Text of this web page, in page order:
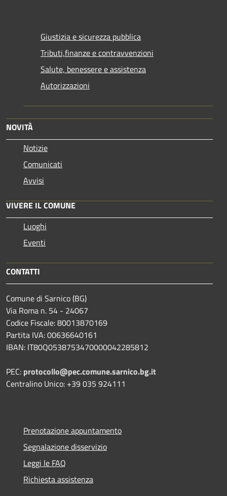
Giustizia e sicurezza pubblica
Tributi,finanze e contravvenzioni
Salute, benessere e assistenza
Autorizzazioni
NOVITÀ
Notizie
Comunicati
Avvisi
VIVERE IL COMUNE
Luoghi
Eventi
CONTATTI
Comune di Sarnico (BG)
Via Roma n. 54 - 24067
Codice Fiscale: 80013870169
Partita IVA: 00636640161
IBAN: IT80Q0538753470000042285812
PEC: protocollo@pec.comune.sarnico.bg.it
Centralino Unico: +39 035 924111
Prenotazione appuntamento
Segnalazione disservizio
Leggi le FAQ
Richiesta assistenza